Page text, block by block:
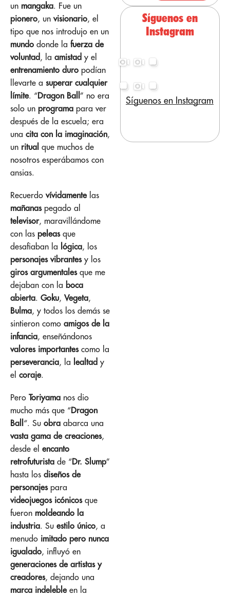
un mangaka. Fue un
pionero, unvisionario, el
tipo que nos introdujo en un
mundo donde la fuerza de
voluntad , la amistad y el
entrenamiento duro podían
llevarte a superar cualquier
límite. “Dragon Ball ” no era
solo un programa para ver
después de la escuela; era
una cita con la imaginación,
un ritual que muchos de
nosotros esperábamos con
ansias.
Recuerdovívidamentelas
mañanaspegado al
televisor, maravillándome
con las peleasque
desafiaban la lógica, los
personajes vibrantesy los
giros argumentalesque me
dejaban con la boca
abierta. Goku, Vegeta,
Bulma, y todos los demás se
sintieron como amigos de la
infancia, enseñándonos
valores importantescomo la
perseverancia, la lealtad y
el coraje.
Pero Toriyama nos dio
mucho más que “Dragon
Ball “. Su obra abarca una
vasta gama de creaciones,
desde el encanto
retrofuturista de “Dr. Slump”
hasta los diseños de
personajespara
videojuegos icónicosque
fueron moldeando la
industria. Su estilo único, a
menudo imitado pero nunca
igualado, influyó en
generaciones de artistas y
creadores, dejando una
marca indelebleen la
Síguenos en
Instagram
Síguenos en Instagram